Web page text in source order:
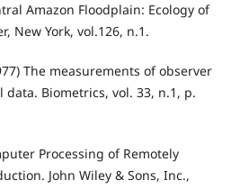
Amazon Floodplain: Ecology of
New York, vol.126, n.1.
The measurements of observer
Biometrics, vol. 33, n.1, p.
Processing of Remotely
John Wiley & Sons, Inc.,